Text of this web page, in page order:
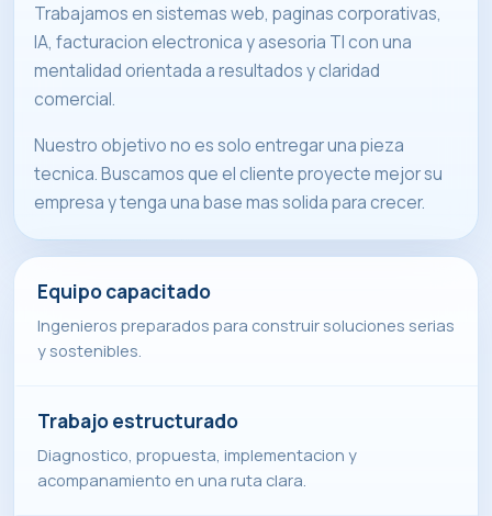
Trabajamos en sistemas web, paginas corporativas,
IA, facturacion electronica y asesoria TI con una
mentalidad orientada a resultados y claridad
comercial.
Nuestro objetivo no es solo entregar una pieza
tecnica. Buscamos que el cliente proyecte mejor su
empresa y tenga una base mas solida para crecer.
Equipo capacitado
Ingenieros preparados para construir soluciones serias
y sostenibles.
Trabajo estructurado
Diagnostico, propuesta, implementacion y
acompanamiento en una ruta clara.